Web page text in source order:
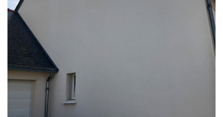
Nettoyage de façade et
pignon à Montreuil-Juigné
EN SAVOIR PLUS